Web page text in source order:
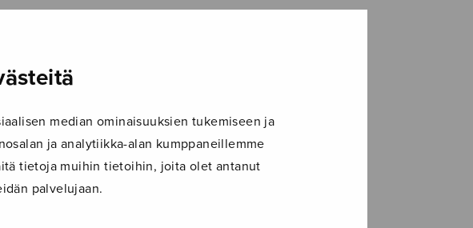
median ominaisuuksien tukemiseen ja
ja analytiikka-alan kumppaneillemme
tietoja muihin tietoihin, joita olet antanut
palvelujaan.
voces cum corpore nostro...
solo